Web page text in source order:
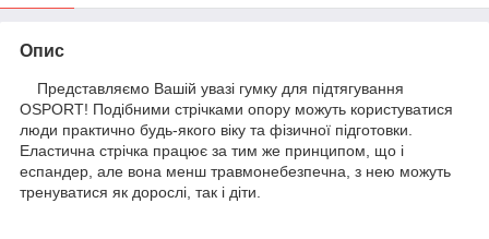
Опис
Представляємо Вашій увазі гумку для підтягування
OSPORT! Подібними стрічками опору можуть користуватися
люди практично будь-якого віку та фізичної підготовки.
Еластична стрічка працює за тим же принципом, що і
еспандер, але вона менш травмонебезпечна, з нею можуть
тренуватися як дорослі, так і діти.